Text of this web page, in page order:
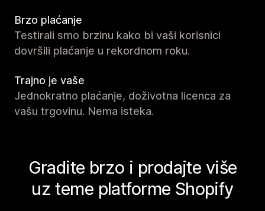
Brzo plaćanje
Testirali smo brzinu kako bi vaši korisnici
dovršili plaćanje u rekordnom roku.
Trajno je vaše
Jednokratno plaćanje, doživotna licenca za
vašu trgovinu. Nema isteka.
Gradite brzo i prodajte više
uz teme platforme Shopify